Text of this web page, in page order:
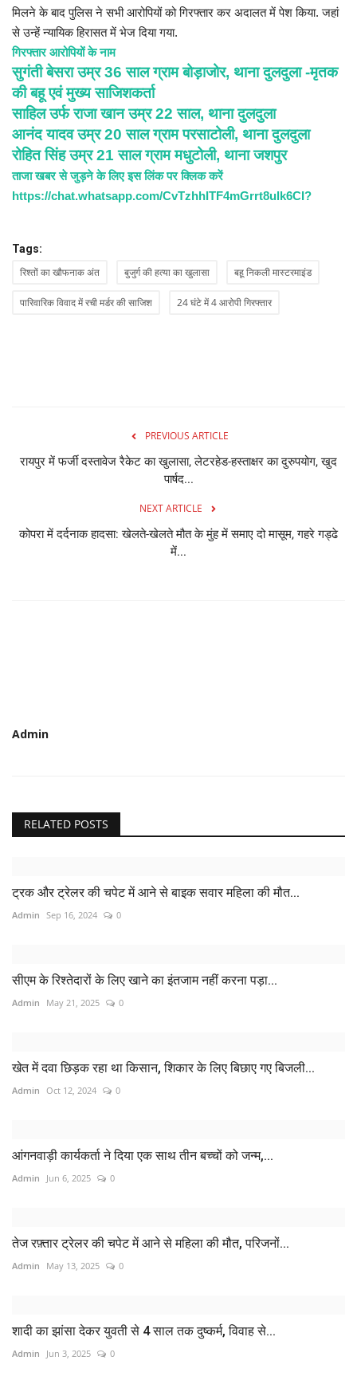
मिलने के बाद पुलिस ने सभी आरोपियों को गिरफ्तार कर अदालत में पेश किया. जहां
से उन्हें न्यायिक हिरासत में भेज दिया गया.
गिरफ्तार आरोपियों के नाम
सुगंती बेसरा उम्र 36 साल ग्राम बोड़ाजोर, थाना दुलदुला -मृतक
की बहू एवं मुख्य साजिशकर्ता
साहिल उर्फ राजा खान उम्र 22 साल, थाना दुलदुला
आनंद यादव उम्र 20 साल ग्राम परसाटोली, थाना दुलदुला
रोहित सिंह उम्र 21 साल ग्राम मधुटोली, थाना जशपुर
ताजा खबर से जुड़ने के लिए इस लिंक पर क्लिक करें
https://chat.whatsapp.com/CvTzhhITF4mGrrt8ulk6CI?
Tags:
रिश्तों का खौफनाक अंत बुजुर्ग की हत्या का खुलासा बहू निकली मास्टरमाइंड
पारिवारिक विवाद में रची मर्डर की साजिश 24 घंटे में 4 आरोपी गिरफ्तार
PREVIOUS ARTICLE
रायपुर में फर्जी दस्तावेज रैकेट का खुलासा, लेटरहेड-हस्ताक्षर का दुरुपयोग, खुद
पार्षद...
NEXT ARTICLE
कोपरा में दर्दनाक हादसा: खेलते-खेलते मौत के मुंह में समाए दो मासूम, गहरे गड्ढे
में...
Admin
RELATED POSTS
ट्रक और ट्रेलर की चपेट में आने से बाइक सवार महिला की मौत...
Admin Sep 16, 2024 0
सीएम के रिश्तेदारों के लिए खाने का इंतजाम नहीं करना पड़ा...
Admin May 21, 2025 0
खेत में दवा छिड़क रहा था किसान, शिकार के लिए बिछाए गए बिजली...
Admin Oct 12, 2024 0
आंगनवाड़ी कार्यकर्ता ने दिया एक साथ तीन बच्चों को जन्म,...
Admin Jun 6, 2025 0
तेज रफ़्तार ट्रेलर की चपेट में आने से महिला की मौत, परिजनों...
Admin May 13, 2025 0
शादी का झांसा देकर युवती से 4 साल तक दुष्कर्म, विवाह से...
Admin Jun 3, 2025 0